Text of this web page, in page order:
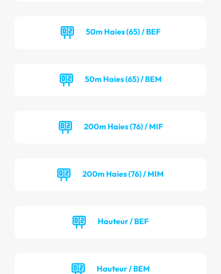
50m Haies (65) / BEF
50m Haies (65) / BEM
200m Haies (76) / MIF
200m Haies (76) / MIM
Hauteur / BEF
Hauteur / BEM